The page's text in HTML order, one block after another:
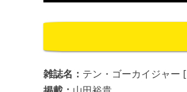
雑誌名： テン・ゴーカイジャー